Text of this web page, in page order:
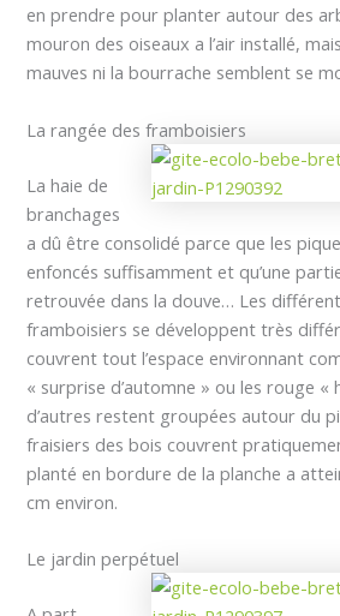
en prendre pour planter autour des
mouron des oiseaux a l’air installé,
mauves ni la bourrache semblent se
La rangée des framboisiers
La haie de
branchages
a dû être consolidé parce que les
enfoncés suffisamment et qu’une
retrouvée dans la douve… Les
framboisiers se développent très
couvrent tout l’espace environnant
« surprise d’automne » ou les rouge «
d’autres restent groupées autour du
fraisiers des bois couvrent
planté en bordure de la planche a
cm environ.
Le jardin perpétuel